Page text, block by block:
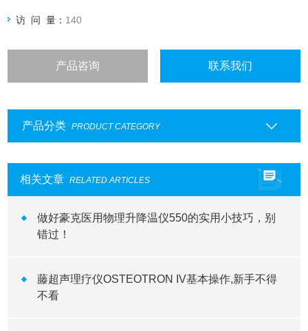
访 问 量： 140
产品咨询 联系我们
产品分类 PRODUCT CATEGORY
相关文章 RELATED ARTICLES
做好豪克医用物理升降温仪550的实用小技巧，别
错过！
藤超声理疗仪OSTEOTRON IV基本操作,新手不得
不看